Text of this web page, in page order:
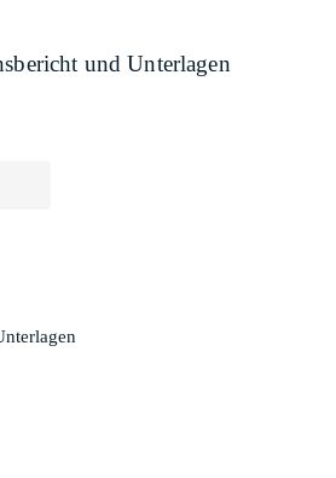
und Unterlagen